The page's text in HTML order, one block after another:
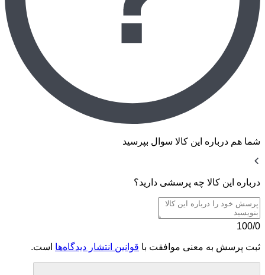
شما هم درباره این کالا سوال بپرسید
درباره این کالا چه پرسشی دارید؟
100/0
ثبت پرسش به معنی موافقت با قوانین انتشار دیدگاه‌ها است.